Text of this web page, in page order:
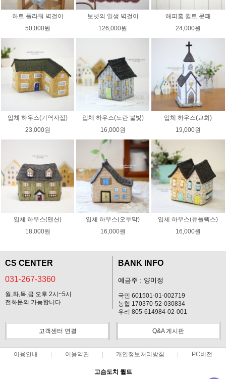
하트 플라워 벽걸이
50,000원
보넷의 일생 벽걸이
126,000원
해피홈 퀼트 문패
24,000원
입체 하우스(기역자집)
23,000원
입체 하우스(노란 불빛)
16,000원
입체 하우스(교회)
19,000원
입체 하우스(맨션)
18,000원
입체 하우스(오두막)
16,000원
입체 하우스(듀플렉스)
16,000원
CS CENTER
031-267-3360
월,화,목,금 오후 2시~5시
전화문의 가능합니다
BANK INFO
예금주 : 양미정
국민 601501-01-002719
농협 170370-52-030834
우리 805-614984-02-001
고객센터 연결 Q&A 게시판
이용안내 이용약관 개인정보처리방침 PC버전
고슴도치 퀼트